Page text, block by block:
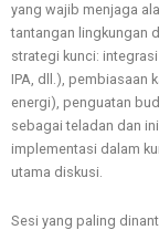
yang wajib menjaga
tantangan lingkungan
strategi kunci:
IPA, dll.), pembiasaan
energi), penguatan
sebagai teladan dan
implementasi dalam
utama diskusi.
Sesi yang paling